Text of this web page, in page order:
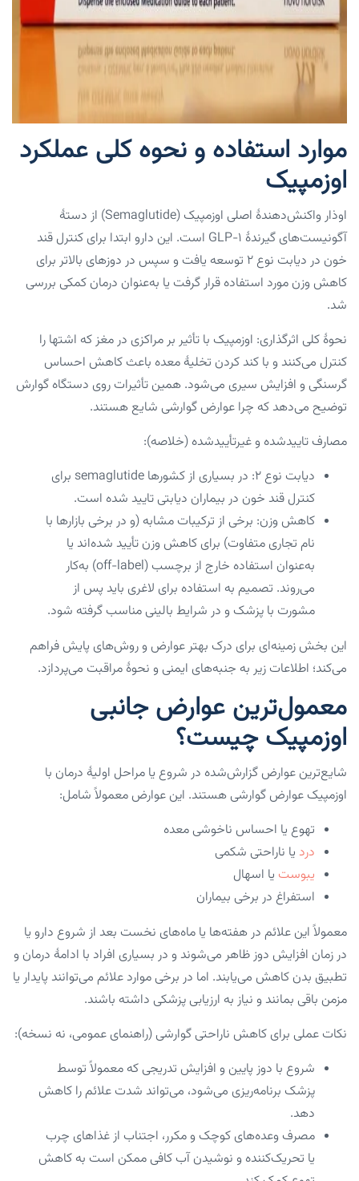
موارد استفاده و نحوه کلی عملکرد
اوزمپیک
اوذار واکنش‌دهندهٔ اصلی اوزمپیک (semaglutide) از دستهٔ
آگونیست‌های گیرندهٔ GLP-۱ است. این دارو ابتدا برای کنترل قند
خون در دیابت نوع ۲ توسعه یافت و سپس در دوزهای بالاتر برای
کاهش وزن مورد استفاده قرار گرفت یا به‌عنوان درمان کمکی بررسی
شد.
نحوهٔ کلی اثرگذاری: اوزمپیک با تأثیر بر مراکزی در مغز که اشتها را
کنترل می‌کنند و با کند کردن تخلیهٔ معده باعث کاهش احساس
گرسنگی و افزایش سیری می‌شود. همین تأثیرات روی دستگاه گوارش
توضیح می‌دهد که چرا عوارض گوارشی شایع هستند.
مصارف تاییدشده و غیرتأییدشده (خلاصه):
دیابت نوع ۲: در بسیاری از کشورها semaglutide برای
کنترل قند خون در بیماران دیابتی تایید شده است.
کاهش وزن: برخی از ترکیبات مشابه (و در برخی بازارها با
نام تجاری متفاوت) برای کاهش وزن تأیید شده‌اند یا
به‌عنوان استفاده خارج از برچسب (off-label) به‌کار
می‌روند. تصمیم به استفاده برای لاغری باید پس از
مشورت با پزشک و در شرایط بالینی مناسب گرفته شود.
این بخش زمینه‌ای برای درک بهتر عوارض و روش‌های پایش فراهم
می‌کند؛ اطلاعات زیر به جنبه‌های ایمنی و نحوهٔ مراقبت می‌پردازد.
معمول‌ترین عوارض جانبی
اوزمپیک چیست؟
شایع‌ترین عوارض گزارش‌شده در شروع یا مراحل اولیهٔ درمان با
اوزمپیک عوارض گوارشی هستند. این عوارض معمولاً شامل:
تهوع یا احساس ناخوشی معده
درد یا ناراحتی شکمی
یبوست یا اسهال
استفراغ در برخی بیماران
معمولاً این علائم در هفته‌ها یا ماه‌های نخست بعد از شروع دارو یا
در زمان افزایش دوز ظاهر می‌شوند و در بسیاری افراد با ادامهٔ درمان و
تطبیق بدن کاهش می‌یابند. اما در برخی موارد علائم می‌توانند پایدار یا
مزمن باقی بمانند و نیاز به ارزیابی پزشکی داشته باشند.
نکات عملی برای کاهش ناراحتی گوارشی (راهنمای عمومی، نه نسخه):
شروع با دوز پایین و افزایش تدریجی که معمولاً توسط
پزشک برنامه‌ریزی می‌شود، می‌تواند شدت علائم را کاهش
دهد.
مصرف وعده‌های کوچک و مکرر، اجتناب از غذاهای چرب
یا تحریک‌کننده و نوشیدن آب کافی ممکن است به کاهش